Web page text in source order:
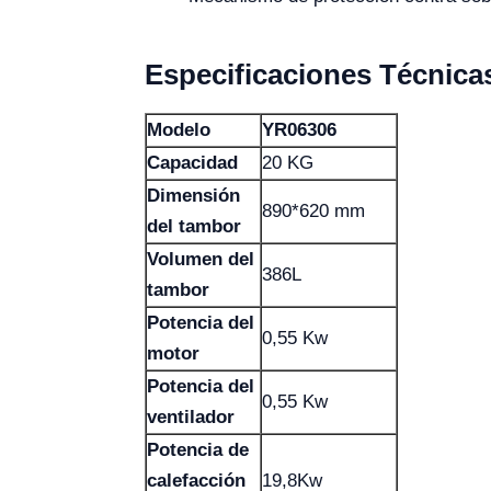
Especificaciones
Modelo
YR06306
Capacidad
20 KG
Dimensión
del tambor
890*620 mm
Volumen del
tambor
386L
Potencia del
motor
0,55 Kw
Potencia del
ventilador
0,55 Kw
Potencia de
calefacción
19,8Kw